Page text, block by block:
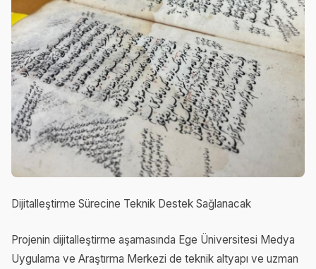
Dijitalleştirme Sürecine Teknik Destek Sağlanacak
Projenin dijitalleştirme aşamasında Ege Üniversitesi Medya
Uygulama ve Araştırma Merkezi de teknik altyapı ve uzman